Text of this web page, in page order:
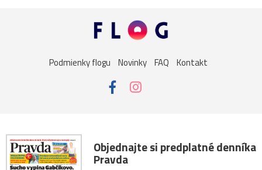
Podmienky flogu Novinky FAQ Kontakt
Objednajte si predplatné denníka
Pravda